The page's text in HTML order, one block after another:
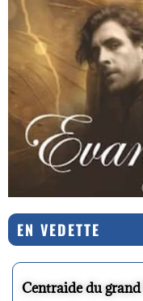
EN VEDETTE
Centraide du